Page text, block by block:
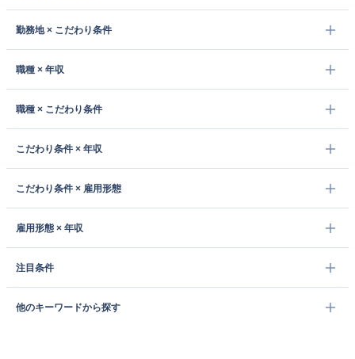
勤務地 × こだわり条件
職種 × 年収
職種 × こだわり条件
こだわり条件 × 年収
こだわり条件 × 雇用形態
雇用形態 × 年収
注目条件
他のキーワードから探す